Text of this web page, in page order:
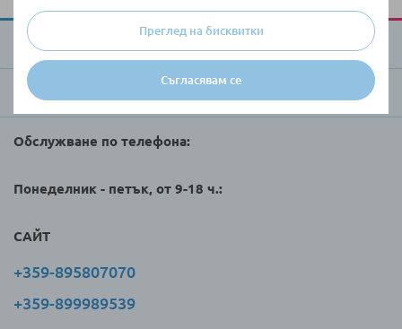
Съгласявам се
Преглед на бисквитки
За Raya Toys
Търговци и клиенти
Обслужване по телефона:
Понеделник - петък, от 9-18 ч.:
САЙТ
+359-895807070
+359-899989539